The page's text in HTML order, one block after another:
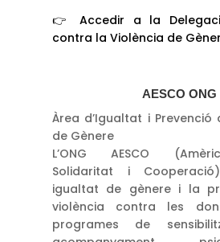
👉 Accedir a la
contra la Violència de
AESCO ONG
Àrea d’Igualtat i Prevenció
de Gènere
L’ONG AESCO
Solidaritat i
igualtat de gènere i la
violència contra les
programes de